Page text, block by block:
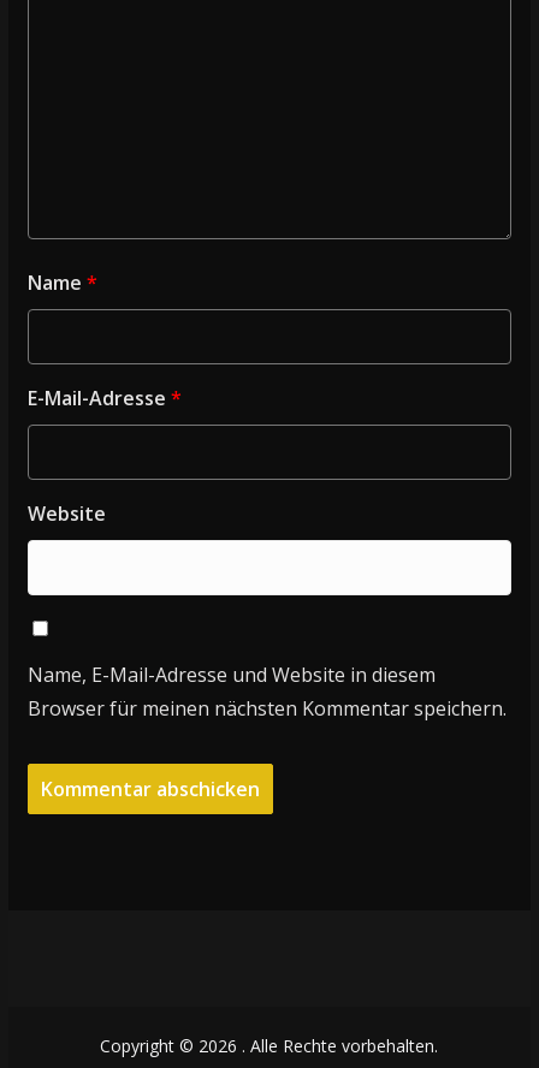
Name *
E-Mail-Adresse *
Website
Name, E-Mail-Adresse und Website in diesem
Browser für meinen nächsten Kommentar speichern.
Copyright © 2026 . Alle Rechte vorbehalten.